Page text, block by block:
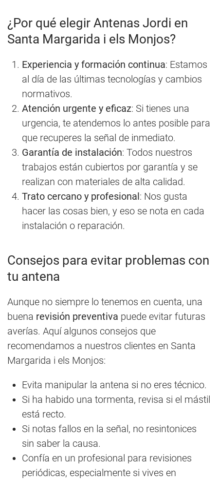
¿Por qué elegir Antenas Jordi en
Santa Margarida i els Monjos?
Experiencia y formación continua: Estamos
al día de las últimas tecnologías y cambios
normativos.
Atención urgente y eficaz: Si tienes una
urgencia, te atendemos lo antes posible para
que recuperes la señal de inmediato.
Garantía de instalación: Todos nuestros
trabajos están cubiertos por garantía y se
realizan con materiales de alta calidad.
Trato cercano y profesional: Nos gusta
hacer las cosas bien, y eso se nota en cada
instalación o reparación.
Consejos para evitar problemas con
tu antena
Aunque no siempre lo tenemos en cuenta, una
buena revisión preventiva puede evitar futuras
averías. Aquí algunos consejos que
recomendamos a nuestros clientes en Santa
Margarida i els Monjos:
Evita manipular la antena si no eres técnico.
Si ha habido una tormenta, revisa si el mástil
está recto.
Si notas fallos en la señal, no resintonices
sin saber la causa.
Confía en un profesional para revisiones
periódicas, especialmente si vives en